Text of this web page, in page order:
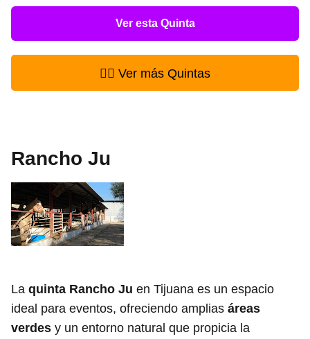
Ver esta Quinta
👉🏻 Ver más Quintas
Rancho Ju
La quinta Rancho Ju en Tijuana es un espacio
ideal para eventos, ofreciendo amplias áreas
verdes y un entorno natural que propicia la